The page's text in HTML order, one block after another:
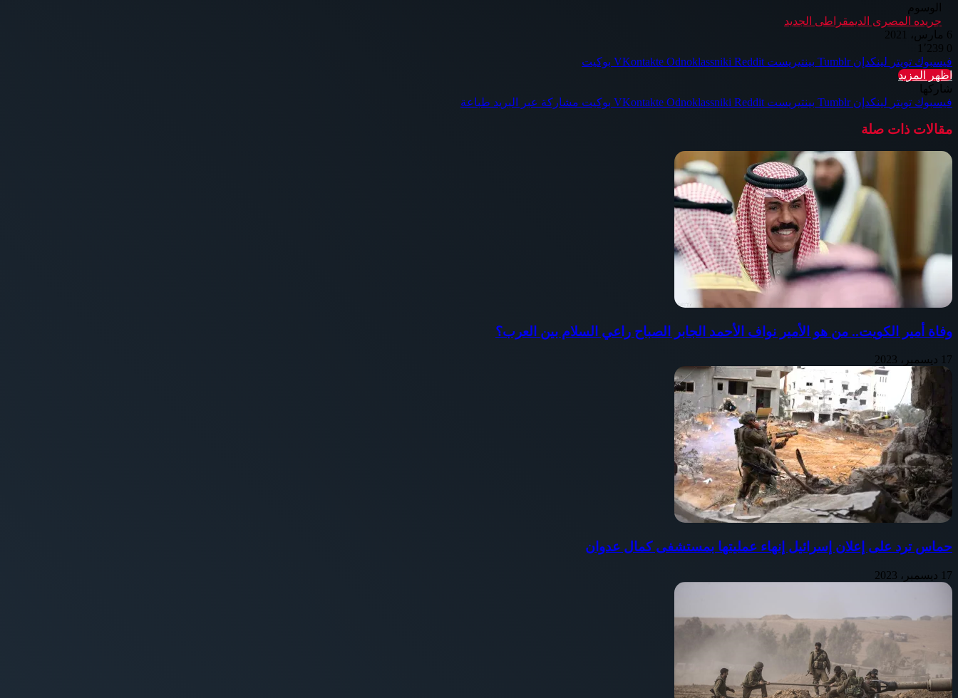
الوسوم
جريده المصرى الديمقراطى الجديد
6 مارس، 2021
0
فيسبوك تويتر لينكدإن بينتيريست Odnoklassniki
بوكيت
اظهر المزيد
شاركها
فيسبوك تويتر لينكدإن بينتيريست Odnoklassniki بوكيت مشاركة عبر البريد طباعة
مقالات ذات صلة
وفاة أمير الكويت.. من هو الأمير نواف الأحمد الجابر الصباح راعي السلام بين العرب؟
17 ديسمبر، 2023
حماس ترد على إعلان إسرائيل إنهاء عمليتها بمستشفى كمال عدوان
17 ديسمبر، 2023